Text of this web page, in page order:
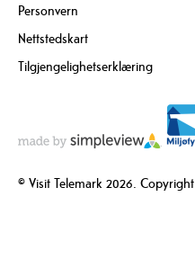
Personvern
Nettstedskart
Tilgjengelighetserklæring
© Visit Telemark 2026. Copyright